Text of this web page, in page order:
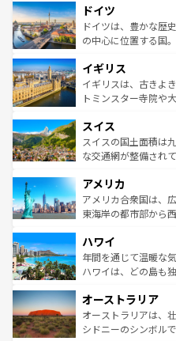
せる。地方によって
ンテンツ一覧を参照
で、幅広い魅力が詰
聖堂、美しいビーチ
から魅了する。また
いる。シャンパンの
香り高いラベンダー
らに、パリ以外の地
れる地方に足を運ぶ
きるだろう
を参照してほしい。
ドイツ
ドイツは、豊かな歴
の中心に位置する国
顔を持つこの国は、
ルリンの文化的活気
してライン川沿いの
は、お酒好きな人にはぜひ
ドイツ情報はコンテ
イギリス
イギリスは、古きよ
トミンスター寺院や
リアごとに異なる魅
ティー、ビール好き
戦など、本場だから
ンツ一覧を参照してほ
スイス
スイスの国土面積は
な交通網が整備され
の建物がそのまま残
博物館もあり、アル
ことができる。国民
ば市内交通費無料で観光
着のスイス情報はコ
アメリカ
アメリカ合衆国は、
東海岸の都市部から
のような巨大都市は
ンメントが詰まった
西部には大自然が広
部のニューオーリン
文化が魅力。旅行者
しみながら、その多
ハワイ
年間を通じて温暖な
ハワイは、どの島も
ワイ島は見逃せない
島だが、静かな自然
おすすめ。エメラル
オーストラリア
オーストラリアは、
シドニーのシンボル